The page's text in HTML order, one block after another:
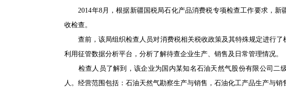
2014年8月，根据新疆国税局石化产品消费税专项检查工作要求，新
收检查。
查前，该局组织检查人员对消费税相关税收政策及其特殊规定进行了
利用征管数据分析平台，分析了解待查企业生产、销售及日常管理情况。
检查人员了解到，该企业为国内某知名石油天然气股份有限公司二
人。经营范围包括：石油天然气勘察生产与销售，石油化工产品生产与销